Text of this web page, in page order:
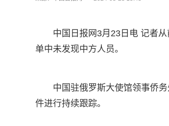
中国日报网3月23日电 记者
单中未发现中方人员。
中国驻俄罗斯大使馆领事侨
件进行持续跟踪。